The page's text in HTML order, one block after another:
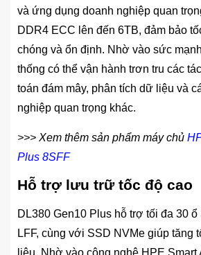
và ứng dụng doanh nghiệp quan
DDR4 ECC lên đến 6TB, đảm bảo
chóng và ổn định. Nhờ vào sức
thống có thể vận hành trơn tru các
toán đám mây, phân tích dữ liệu và
nghiệp quan trọng khác.
>>> Xem thêm sản phẩm máy chủ
Plus 8SFF
Hỗ trợ lưu trữ tốc độ cao
DL380 Gen10 Plus hỗ trợ tối đa 30
LFF, cùng với SSD NVMe giúp tăng
liệu. Nhờ vào công nghệ HPE Smart